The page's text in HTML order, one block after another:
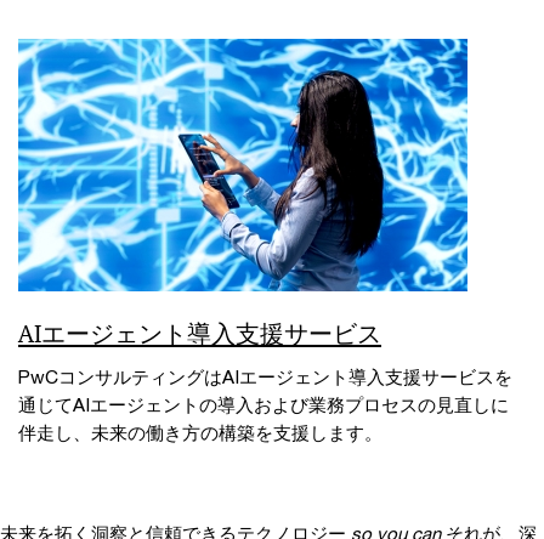
AIエージェント導入支援サービス
PwCコンサルティングはAIエージェント導入支援サービスを
通じてAIエージェントの導入および業務プロセスの見直しに
伴走し、未来の働き方の構築を支援します。
未来を拓く洞察と信頼できるテクノロジー so you can それが、深